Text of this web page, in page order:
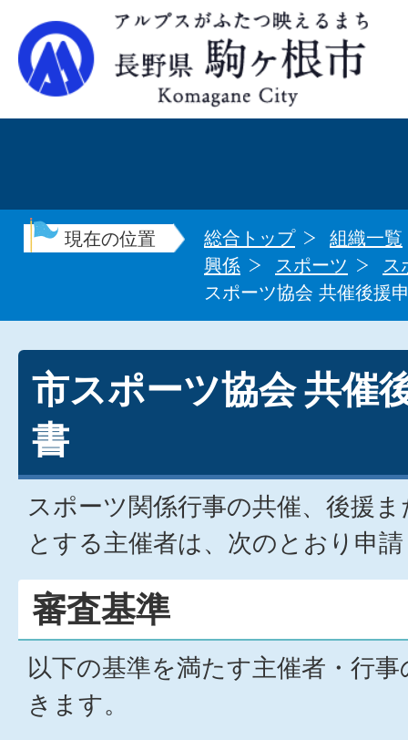
現在の位置 総合トップ
組織一覧
興係
スポーツ
ス
スポーツ協会 共催後援
市スポーツ協会 共催
書
スポーツ関係行事の共催、後援
とする主催者は、次のとおり申
審査基準
以下の基準を満たす主催者・行
きます。